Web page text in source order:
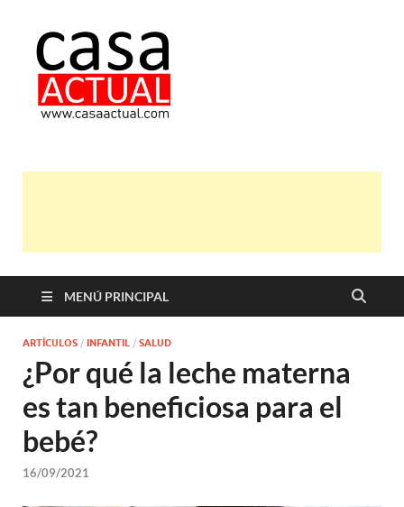
MENÚ PRINCIPAL
ARTÍCULOS / INFANTIL / SALUD
¿Por qué la leche materna
es tan beneficiosa para el
bebé?
16/09/2021